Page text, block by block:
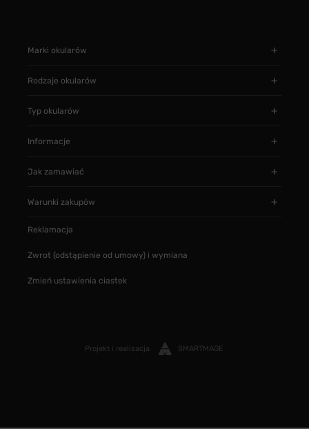
Marki okularów
Rodzaje okularów
Typ okularów
Informacje
Jak zamawiać
Warunki zakupów
Reklamacja
Zwrot (odstąpienie od umowy) i wymiana
Zmień ustawienia ciastek
Projekt i realizacja SMARTMAGE